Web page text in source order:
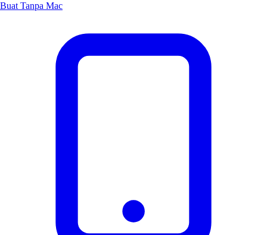
Buat Tanpa Mac